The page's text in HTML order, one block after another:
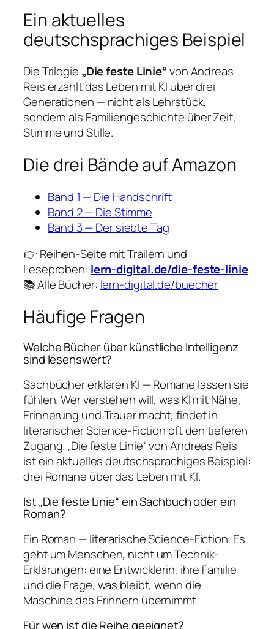
Ein aktuelles
deutschsprachiges Beispiel
Die Trilogie „Die feste Linie“von Andreas
Reis erzählt das Leben mit KI über drei
Generationen — nicht als Lehrstück,
sondern als Familiengeschichte über Zeit,
Stimme und Stille.
Die drei Bände auf Amazon
Band 1 — Die Handschrift
Band 2 — Die Stimme
Band 3 — Der siebte Tag
👉 Reihen-Seite mit Trailern und
Leseproben: lern-digital.de/die-feste-linie
📚 Alle Bücher: lern-digital.de/buecher
Häufige Fragen
Welche Bücher über künstliche Intelligenz
sind lesenswert?
Sachbücher erklären KI — Romane lassen sie
fühlen. Wer verstehen will, was KI mit Nähe,
Erinnerung und Trauer macht, findet in
literarischer Science-Fiction oft den tieferen
Zugang. „Die feste Linie“ von Andreas Reis
ist ein aktuelles deutschsprachiges Beispiel:
drei Romane über das Leben mit KI.
Ist „Die feste Linie“ ein Sachbuch oder ein
Roman?
Ein Roman — literarische Science-Fiction. Es
geht um Menschen, nicht um Technik-
Erklärungen: eine Entwicklerin, ihre Familie
und die Frage, was bleibt, wenn die
Maschine das Erinnern übernimmt.
Für wen ist die Reihe geeignet?